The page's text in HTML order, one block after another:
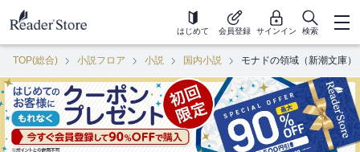
はじめて 会員登録 サインイン 検索
TOP(総合) 小説フロア 小説 国内小説 モナドの領域（新潮文庫）